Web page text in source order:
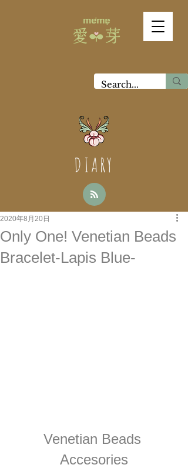
DIARY
Only One! Venetian Beads
Bracelet-Lapis Blue-
2020年8月20日
Venetian Beads
Accesories